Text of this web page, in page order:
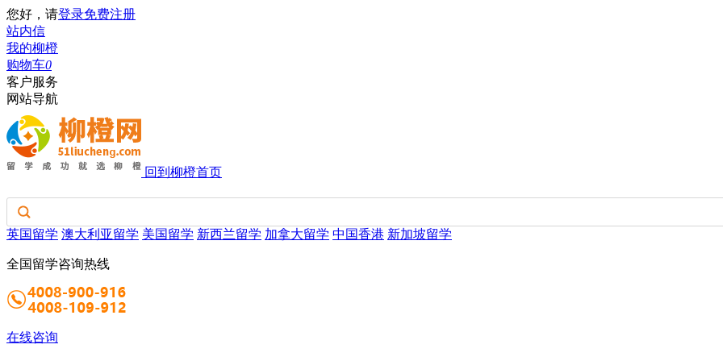
您好，请登录免费注册
站内信
我的柳橙
购物车0
客户服务
网站导航
回到柳橙首页
英国留学 澳大利亚留学 美国留学 新西兰留学 加拿大留学 中国香港 新加坡留学
全国留学咨询热线
在线咨询